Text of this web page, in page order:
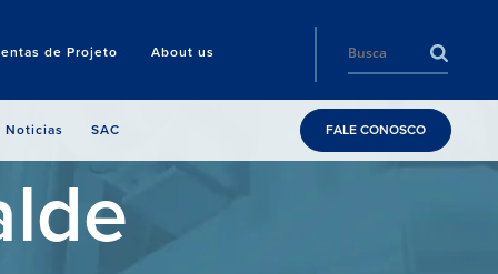
de Projeto About us
Noticias SAC FALE CONOSCO